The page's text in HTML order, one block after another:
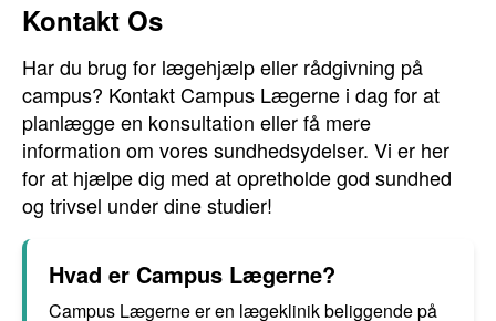
Kontakt Os
Har du brug for lægehjælp eller rådgivning på
campus? Kontakt Campus Lægerne i dag for at
planlægge en konsultation eller få mere
information om vores sundhedsydelser. Vi er her
for at hjælpe dig med at opretholde god sundhed
og trivsel under dine studier!
Hvad er Campus Lægerne?
Campus Lægerne er en lægeklinik beliggende på